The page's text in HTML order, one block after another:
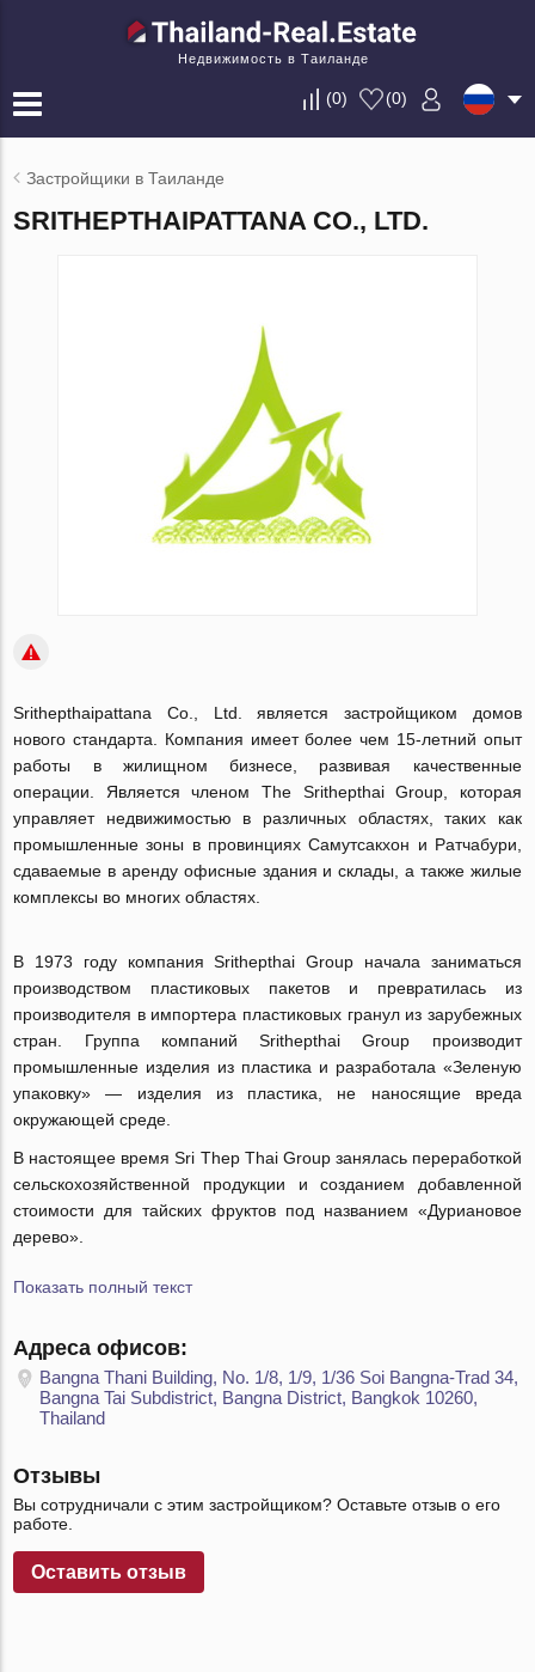
Недвижимость в Таиланде
(0) (0)
Застройщики в Таиланде
SRITHEPTHAIPATTANA CO., LTD.
Srithepthaipattana Co., Ltd. является застройщиком домов
нового стандарта. Компания имеет более чем 15-летний опыт
работы в жилищном бизнесе, развивая качественные
операции. Является членом The Srithepthai Group, которая
управляет недвижимостью в различных областях, таких как
промышленные зоны в провинциях Самутсакхон и Ратчабури,
сдаваемые в аренду офисные здания и склады, а также жилые
комплексы во многих областях.
В 1973 году компания Srithepthai Group начала заниматься
производством пластиковых пакетов и превратилась из
производителя в импортера пластиковых гранул из зарубежных
стран. Группа компаний Srithepthai Group производит
промышленные изделия из пластика и разработала «Зеленую
упаковку» — изделия из пластика, не наносящие вреда
окружающей среде.
В настоящее время Sri Thep Thai Group занялась переработкой
сельскохозяйственной продукции и созданием добавленной
стоимости для тайских фруктов под названием «Дуриановое
дерево».
Показать полный текст
Адреса офисов:
Bangna Thani Building, No. 1/8, 1/9, 1/36 Soi Bangna-Trad 34,
Bangna Tai Subdistrict, Bangna District, Bangkok 10260,
Thailand
Отзывы
Вы сотрудничали с этим застройщиком? Оставьте отзыв о его
работе.
Оставить отзыв